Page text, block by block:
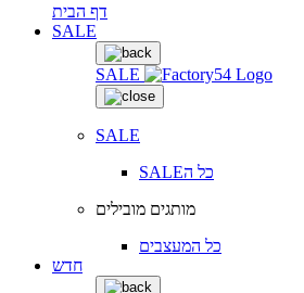
דף הבית
SALE
SALE
SALE
SALEכל ה
מותגים מובילים
כל המעצבים
חדש